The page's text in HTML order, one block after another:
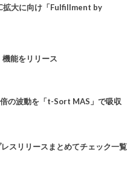
拡大に向け「Fulfillment by
能をリリース
の波動を「t-Sort MAS」で吸収
レスリリースまとめてチェック一覧